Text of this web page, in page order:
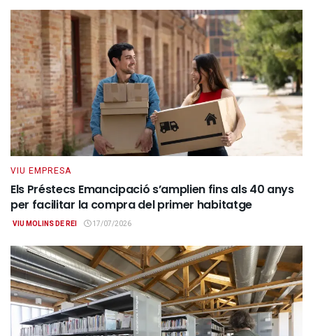
VIU EMPRESA
Els Préstecs Emancipació s’amplien fins als 40 anys
per facilitar la compra del primer habitatge
VIU MOLINS DE REI 17/07/2026